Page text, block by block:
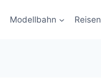
Modellbahn Reisen